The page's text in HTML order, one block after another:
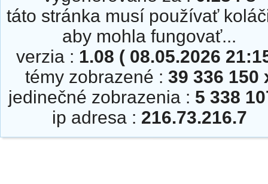
táto stránka musí používať
aby mohla fungovať...
verzia : 1.08 ( 08.05.2026
témy zobrazené : 39 336 150
jedinečné zobrazenia : 5 338
ip adresa : 216.73.216.7